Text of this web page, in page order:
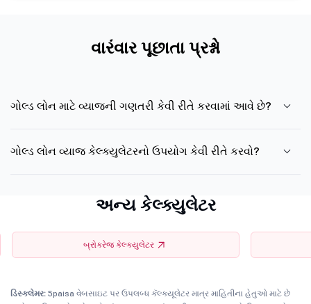
વારંવાર પૂછાતા પ્રશ્નો
ગોલ્ડ લોન માટે વ્યાજની ગણતરી કેવી રીતે કરવામાં આવે છે?
ગોલ્ડ લોન વ્યાજ કેલ્ક્યુલેટરનો ઉપયોગ કેવી રીતે કરવો?
અન્ય કેલ્ક્યુલેટર
બ્રોકરેજ કેલ્ક્યુલેટર
ડિસ્ક્લેમર: 5paisa વેબસાઇટ પર ઉપલબ્ધ કૅલ્ક્યૂલેટર માત્ર માહિતીના હેતુઓ માટે છે